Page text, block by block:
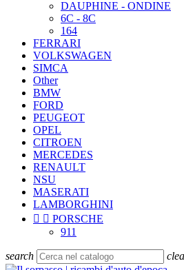
DAUPHINE - ONDINE
6C - 8C
164
FERRARI
VOLKSWAGEN
SIMCA
Other
BMW
FORD
PEUGEOT
OPEL
CITROEN
MERCEDES
RENAULT
NSU
MASERATI
LAMBORGHINI
  PORSCHE
911
search